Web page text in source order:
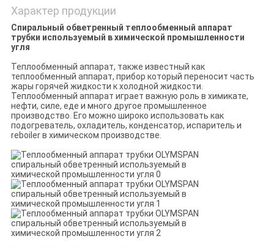
Характер продукции
Спиральный обветренный теплообменный аппарат
трубки используемый в химической промышленности
угля
Теплообменный аппарат, также известный как
теплообменный аппарат, прибор который переносит часть
жары горячей жидкости к холодной жидкости.
Теплообменный аппарат играет важную роль в химикате,
нефти, силе, еде и много другое промышленное
производство. Его можно широко использовать как
подогреватель, охладитель, конденсатор, испаритель и
reboiler в химическом производстве.